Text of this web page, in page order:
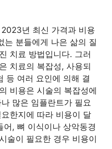
년 최신 가격과 비용
는 분들에게 나은 삶의 질
치료 방법입니다. 그러
치료의 복잡성, 사용되
등 여러 요인에 의해 결
비용은 시술의 복잡성에
많은 임플란트가 필요
한지에 따라 비용이 달
, 뼈 이식이나 상악동경
술이 필요한 경우 비용이